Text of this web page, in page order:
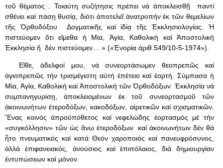
τοῦ θέματος . Τοιαύτη συζήτησις πρέπει νά ἀποκλεισθῇ παντί
σθένει καί πάσῃ θυσίᾳ, διότι ἀποτελεῖ ἀνατροπήν ἐκ τῶν θεμελίων
τῆς Ὀρθοδόξου Δογματικῆς καί ἰδίᾳ τῆς Ἐκκλησιολογίας. Ἡ
πιστεύομεν ὅτι εἴμεθα ἡ Μία, Ἁγία, Καθολική καί Ἀποστολική
Ἐκκλησία ἤ δέν πιστεύομεν… » («Ἐνορία ἀριθ.549/10-5-1974»).
Εἴθε, ἀδελφοί μου, νά συνεορτάσωμεν θεοπρεπῶς καί
ἁγιοπρεπῶς τήν τρισμέγιστη αὐτή ἐπέτειο καί ἑορτή. Σύμπασα ἡ
Μία, Ἁγία, Καθολική καί Ἀποστολική τῶν Ὀρθοδόξων Ἐκκλησία νά
συμπανηγυρίσῃ, ἀποκλειομένων ἐκ τοῦ συνεορτασμοῦ τῶν
ἀκοινωνήτων ἑτεροδόξων, κακοδόξων, αἱρετικῶν καί σχισματικῶν.
Ἕνας κοινός ἀπροϋπόθετος καί νεφελώδης ἑορτασμός μέ τήν
«συγκόλλησιν» τῶν ὡς ἄνω ἑτεροδόξων καί ἀκοινωνήτων δέν θά
ἦτο πνευματικός καί κατά Θεόν χαροποιός καί πανευφρόσυνος,
ἀλλά ἐπιφανειακός, ἀνούσιος καί ἐπιπόλαιος, διά δημιουργίαν
ἐντυπώσεων καί μόνον.